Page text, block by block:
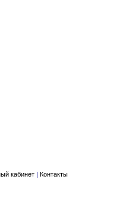
кабинет | Контакты